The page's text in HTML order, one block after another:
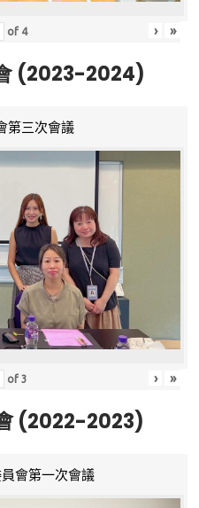
of 4 › »
(2023-2024)
第三次會議
of3 › »
(2022-2023)
會第一次會議